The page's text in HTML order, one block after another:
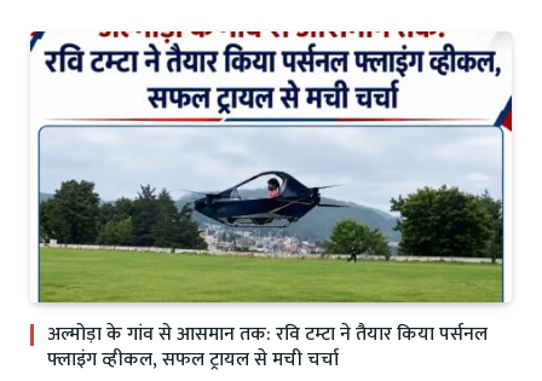
अल्मोड़ा के गांव से आसमान तक: रवि टम्टा ने तैयार किया पर्सनल
फ्लाइंग व्हीकल, सफल ट्रायल से मची चर्चा